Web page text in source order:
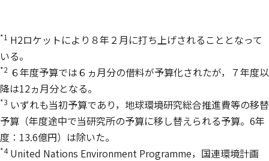
*1 H2ロケットにより８年２月に打ち上げされることとなって
いる。
*2 ６年度予算では６ヵ月分の借料が予算化されたが，７年度以
降は12ヵ月分となる。
*3 いずれも当初予算であり，地球環境研究総合推進費等の移替
予算（年度途中で当研究所の予算に移し替えられる予算。6年
度：13.6億円）は除いた。
*4United Nations Environment Programme，国連環境計画